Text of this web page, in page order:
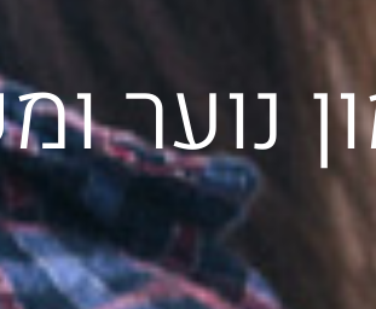
נוער